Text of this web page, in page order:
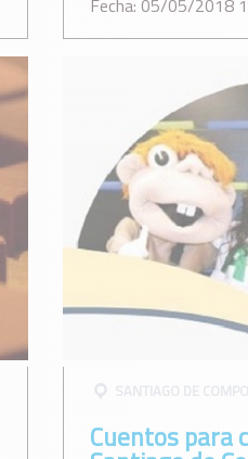
Fecha: 05/05/2018
SANTIAGO DE
Cuentos para